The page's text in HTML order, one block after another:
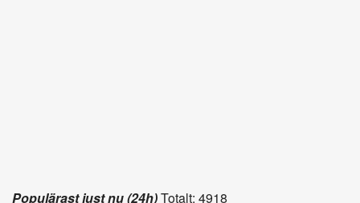
Populärast just nu (24h)Totalt: 4918